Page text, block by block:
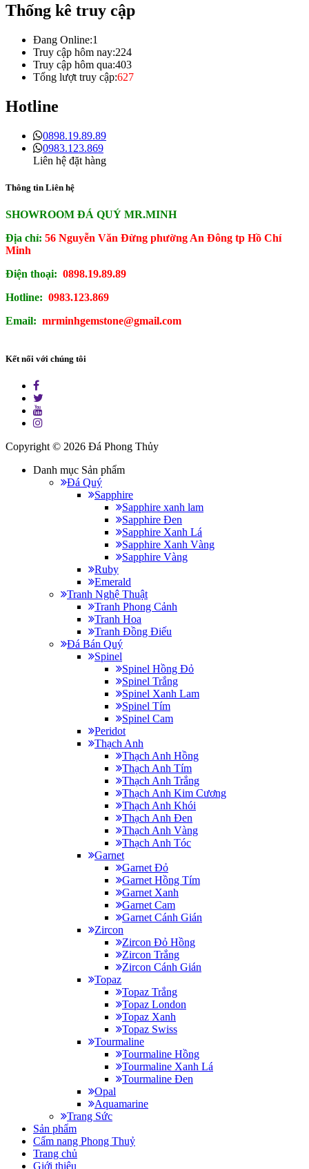
Thống kê truy cập
Đang Online:1
Truy cập hôm nay:224
Truy cập hôm qua:403
Tổng lượt truy cập:627
Hotline
0898.19.89.89
0983.123.869
Liên hệ đặt hàng
Thông tin Liên hệ
SHOWROOM ĐÁ QUÝ MR.MINH
Địa chỉ: 56 Nguyễn Văn Đừng phường An Đông tp Hồ Chí
Minh
Điện thoại: 0898.19.89.89
Hotline: 0983.123.869
Email: mrminhgemstone@gmail.com
Kết nối với chúng tôi
Copyright © 2026 Đá Phong Thủy
Danh mục Sản phẩm
Đá Quý
Sapphire
Sapphire xanh lam
Sapphire Đen
Sapphire Xanh Lá
Sapphire Xanh Vàng
Sapphire Vàng
Ruby
Emerald
Tranh Nghệ Thuật
Tranh Phong Cảnh
Tranh Hoa
Tranh Đồng Điếu
Đá Bán Quý
Spinel
Spinel Hồng Đỏ
Spinel Trắng
Spinel Xanh Lam
Spinel Tím
Spinel Cam
Peridot
Thạch Anh
Thạch Anh Hồng
Thạch Anh Tím
Thạch Anh Trắng
Thạch Anh Kim Cương
Thạch Anh Khói
Thạch Anh Đen
Thạch Anh Vàng
Thạch Anh Tóc
Garnet
Garnet Đỏ
Garnet Hồng Tím
Garnet Xanh
Garnet Cam
Garnet Cánh Gián
Zircon
Zircon Đỏ Hồng
Zircon Trắng
Zircon Cánh Gián
Topaz
Topaz Trắng
Topaz London
Topaz Xanh
Topaz Swiss
Tourmaline
Tourmaline Hồng
Tourmaline Xanh Lá
Tourmaline Đen
Opal
Aquamarine
Trang Sức
Sản phẩm
Cẩm nang Phong Thuỷ
Trang chủ
Giới thiệu